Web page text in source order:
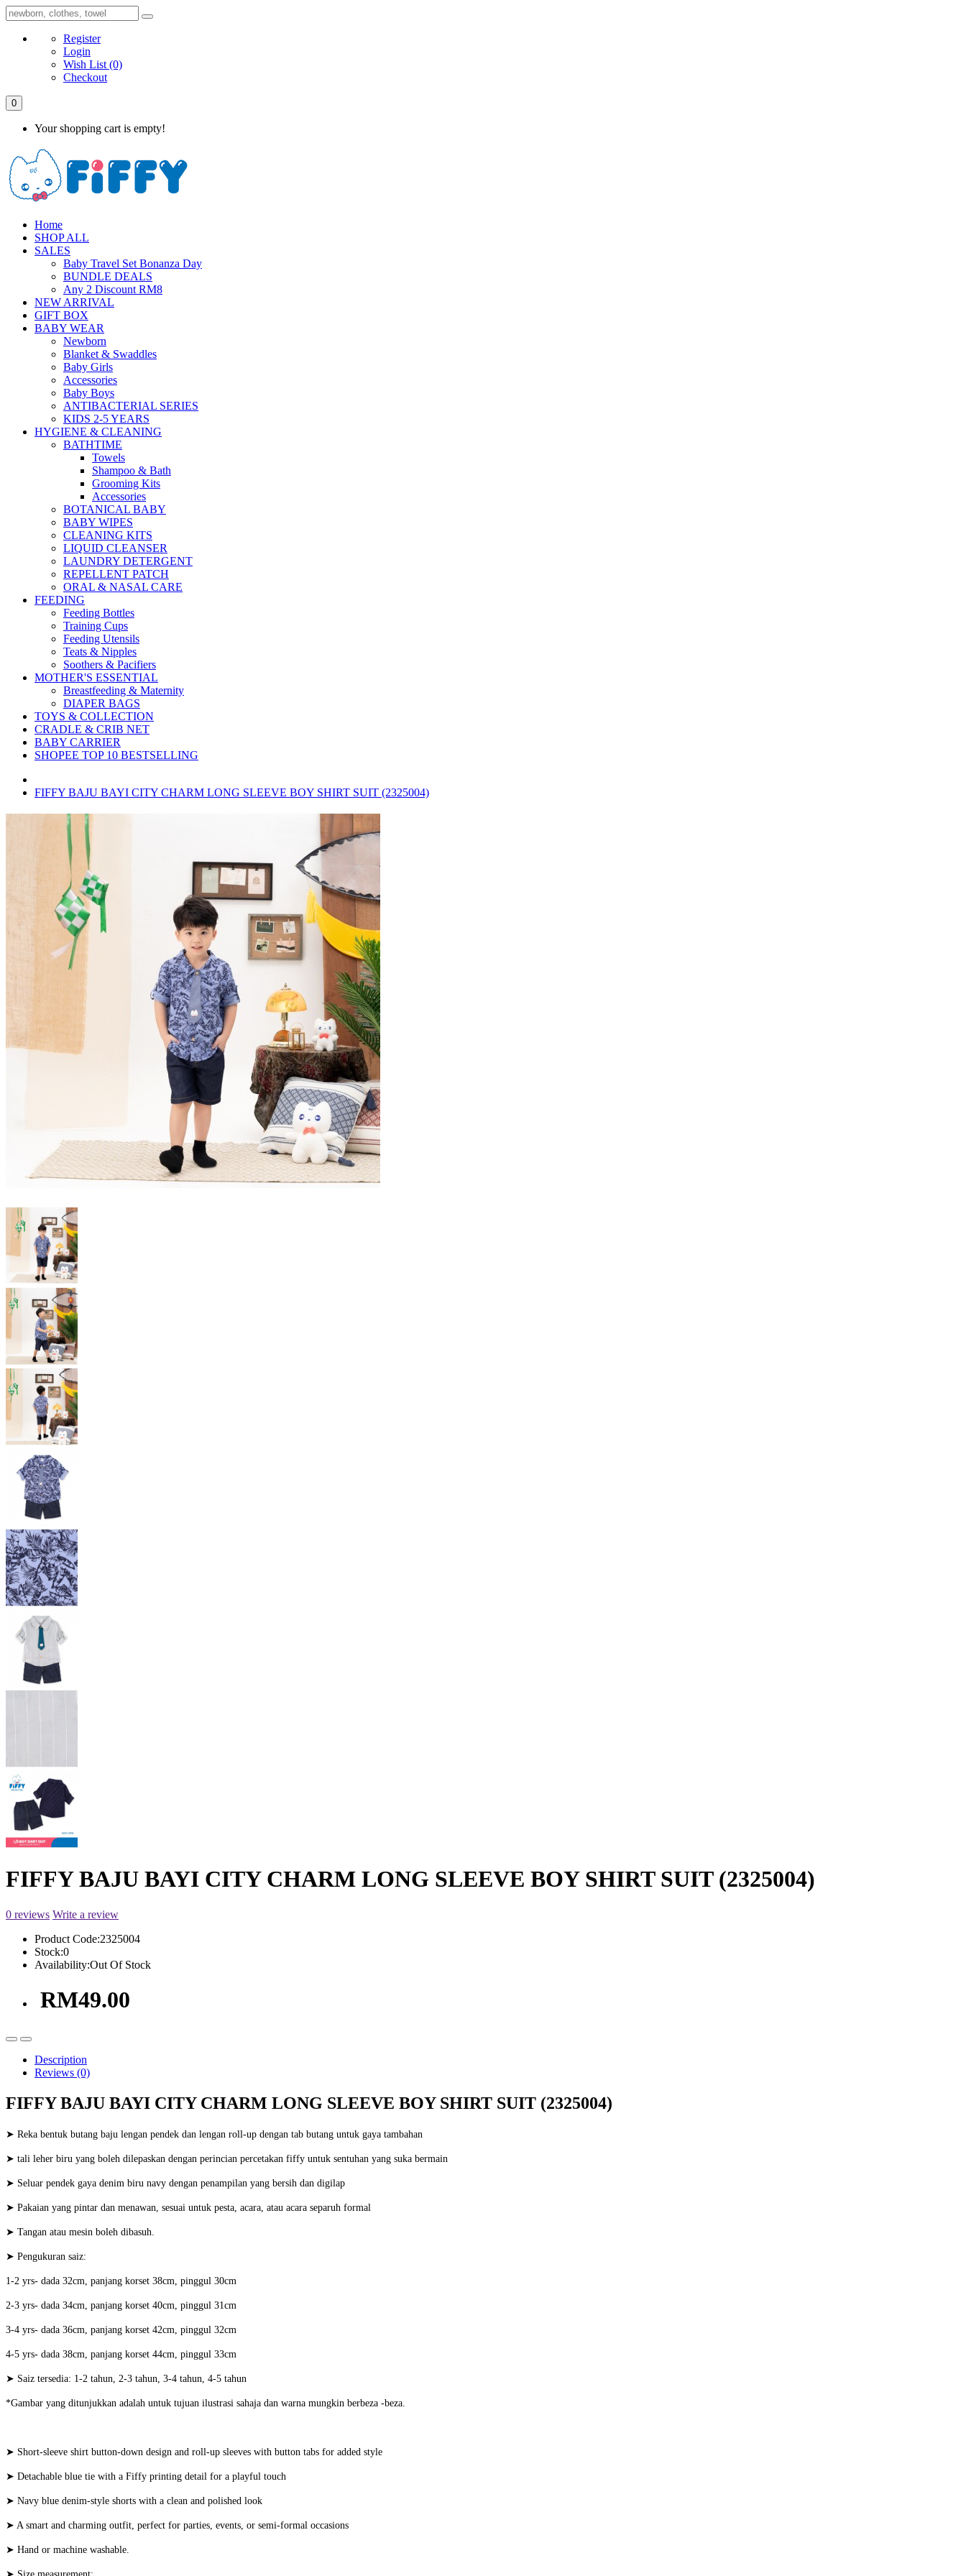
Register
Login
Wish List (0)
Checkout
0
Your shopping cart is empty!
Home
SHOP ALL
SALES
Baby Travel Set Bonanza Day
BUNDLE DEALS
Any 2 Discount RM8
NEW ARRIVAL
GIFT BOX
BABY WEAR
Newborn
Blanket & Swaddles
Baby Girls
Accessories
Baby Boys
ANTIBACTERIAL SERIES
KIDS 2-5 YEARS
HYGIENE & CLEANING
BATHTIME
Towels
Shampoo & Bath
Grooming Kits
Accessories
BOTANICAL BABY
BABY WIPES
CLEANING KITS
LIQUID CLEANSER
LAUNDRY DETERGENT
REPELLENT PATCH
ORAL & NASAL CARE
FEEDING
Feeding Bottles
Training Cups
Feeding Utensils
Teats & Nipples
Soothers & Pacifiers
MOTHER'S ESSENTIAL
Breastfeeding & Maternity
DIAPER BAGS
TOYS & COLLECTION
CRADLE & CRIB NET
BABY CARRIER
SHOPEE TOP 10 BESTSELLING
FIFFY BAJU BAYI CITY CHARM LONG SLEEVE BOY SHIRT SUIT (2325004)
FIFFY BAJU BAYI CITY CHARM LONG SLEEVE BOY SHIRT SUIT (2325004)
0 reviews Write a review
Product Code:2325004
Stock:0
Availability:Out Of Stock
RM49.00
Description
Reviews (0)
FIFFY BAJU BAYI CITY CHARM LONG SLEEVE BOY SHIRT SUIT (2325004)
➤ Reka bentuk butang baju lengan pendek dan lengan roll-up dengan tab butang untuk gaya tambahan
➤ tali leher biru yang boleh dilepaskan dengan perincian percetakan fiffy untuk sentuhan yang suka bermain
➤ Seluar pendek gaya denim biru navy dengan penampilan yang bersih dan digilap
➤ Pakaian yang pintar dan menawan, sesuai untuk pesta, acara, atau acara separuh formal
➤ Tangan atau mesin boleh dibasuh.
➤ Pengukuran saiz:
1-2 yrs- dada 32cm, panjang korset 38cm, pinggul 30cm
2-3 yrs- dada 34cm, panjang korset 40cm, pinggul 31cm
3-4 yrs- dada 36cm, panjang korset 42cm, pinggul 32cm
4-5 yrs- dada 38cm, panjang korset 44cm, pinggul 33cm
➤ Saiz tersedia: 1-2 tahun, 2-3 tahun, 3-4 tahun, 4-5 tahun
*Gambar yang ditunjukkan adalah untuk tujuan ilustrasi sahaja dan warna mungkin berbeza -beza.
➤ Short-sleeve shirt button-down design and roll-up sleeves with button tabs for added style
➤ Detachable blue tie with a Fiffy printing detail for a playful touch
➤ Navy blue denim-style shorts with a clean and polished look
➤ A smart and charming outfit, perfect for parties, events, or semi-formal occasions
➤ Hand or machine washable.